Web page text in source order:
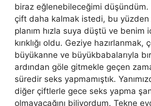
biraz eğlenebileceğimi
çift daha kalmak istedi, bu yüzden
planım hızla suya düştü ve benim
kırıklığı oldu. Geziye hazırlanmak,
büyükanne ve büyükbabalarıyla
ardından göle gitmekle geçen
süredir seks yapmamıştık.
diğer çiftlerle gece seks yapma
olmayacağını biliyordum. Tekne